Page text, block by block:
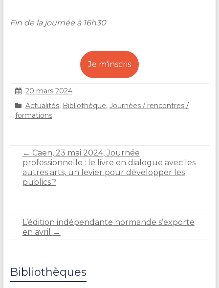
Fin de la journée à 16h30
Je m'inscris
C
l
a
20 mars 2024
Actualités, Bibliothèque, Journées / rencontres /
formations
← Caen, 23 mai 2024, Journée
professionnelle : le livre en dialogue avec les
autres arts, un levier pour développer les
publics ?
L’édition indépendante normande s’exporte
en avril
→
Bibliothèques